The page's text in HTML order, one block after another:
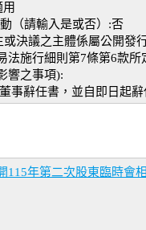
（請輸入是或否）:否
決議之主體係屬公開發
法施行細則第7條第6款所
響之事項):
事辭任書，並自即日起辭
115年第二次股東臨時會